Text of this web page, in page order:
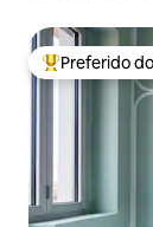
Entre os
Preferido